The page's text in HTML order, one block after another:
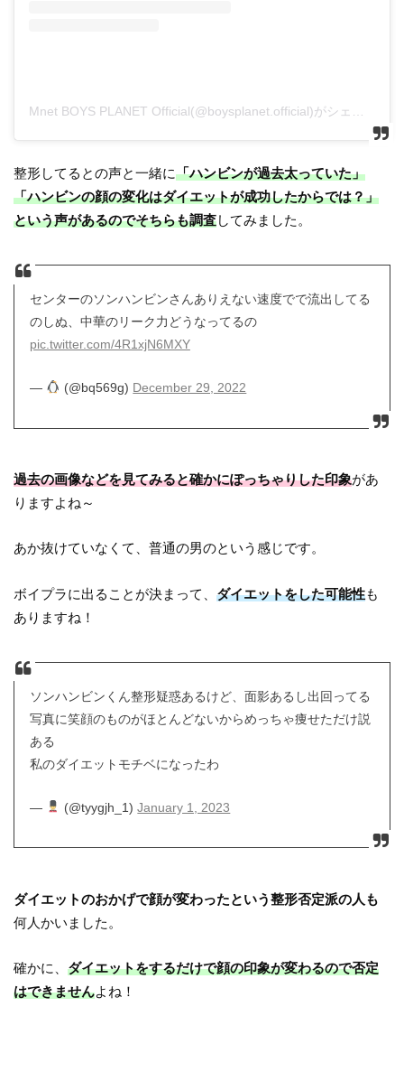
整形してるとの声と一緒に「ハンビンが過去太っていた」
「ハンビンの顔の変化はダイエットが成功したからでは？」
という声があるのでそちらも調査してみました。
センターのソンハンビンさんありえない速度でで流出してる
のしぬ、中華のリーク力どうなってるの
pic.twitter.com/4R1xjN6MXY
— (@bq569g) December 29, 2022
過去の画像などを見てみると確かにぽっちゃりした印象があ
りますよね～
あか抜けていなくて、普通の男のという感じです。
ボイプラに出ることが決まって、ダイエットをした可能性も
ありますね！
ソンハンビンくん整形疑惑あるけど、面影あるし出回ってる
写真に笑顔のものがほとんどないからめっちゃ痩せただけ説
ある
私のダイエットモチベになったわ
— (@tyygjh_1)January 1, 2023
ダイエットのおかげで顔が変わったという整形否定派の人も
何人かいました。
確かに、ダイエットをするだけで顔の印象が変わるので否定
はできませんよね！